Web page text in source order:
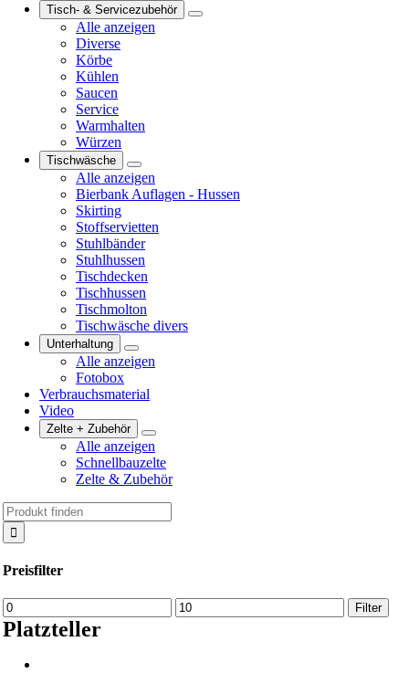
Tisch- & Servicezubehör
Alle anzeigen
Diverse
Körbe
Kühlen
Saucen
Service
Warmhalten
Würzen
Tischwäsche
Alle anzeigen
Bierbank Auflagen - Hussen
Skirting
Stoffservietten
Stuhlbänder
Stuhlhussen
Tischdecken
Tischhussen
Tischmolton
Tischwäsche divers
Unterhaltung
Alle anzeigen
Fotobox
Verbrauchsmaterial
Video
Zelte + Zubehör
Alle anzeigen
Schnellbauzelte
Zelte & Zubehör
Suche
nach:
Preisfilter
Min.
Preis
Max.
Preis
Filter
Platzteller